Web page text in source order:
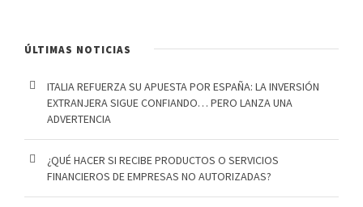
ÚLTIMAS NOTICIAS
ITALIA REFUERZA SU APUESTA POR ESPAÑA: LA INVERSIÓN
EXTRANJERA SIGUE CONFIANDO… PERO LANZA UNA
ADVERTENCIA
¿QUÉ HACER SI RECIBE PRODUCTOS O SERVICIOS
FINANCIEROS DE EMPRESAS NO AUTORIZADAS?